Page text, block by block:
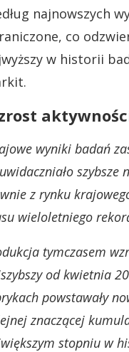
najnowszych
co
w historii
wyniki badań
szybsze
z rynku
wieloletniego
tymczasem
od kwietnia
powstawały
znaczącej
stopniu w